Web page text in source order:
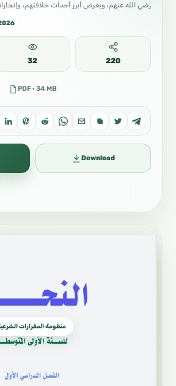
رضي الله عنهم، ويعرض أبرز أحداث خلافتهم،
32 220
PDF · 34 MB
Download
منظومة المقرارات